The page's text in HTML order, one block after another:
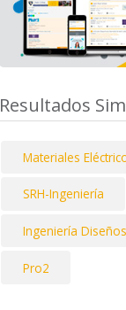
Resultados
Materiales
SRH-Ingeniería
Ingeniería
Pro2